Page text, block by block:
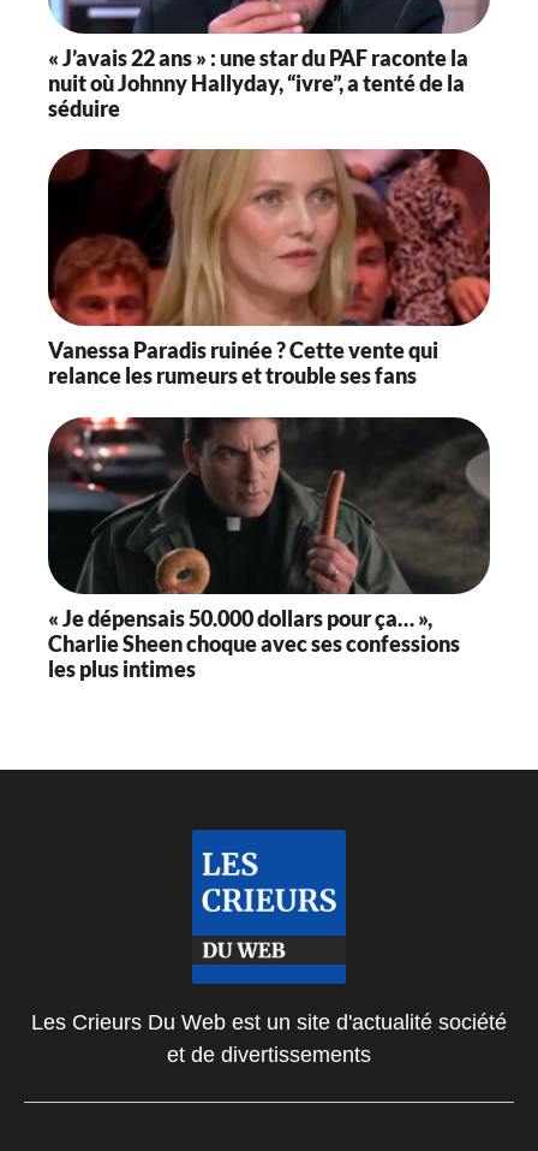
« J’avais 22 ans » : une star du PAF raconte la
nuit où Johnny Hallyday, “ivre”, a tenté de la
séduire
Vanessa Paradis ruinée ? Cette vente qui
relance les rumeurs et trouble ses fans
« Je dépensais 50.000 dollars pour ça… »,
Charlie Sheen choque avec ses confessions
les plus intimes
Les Crieurs Du Web est un site d'actualité société
et de divertissements